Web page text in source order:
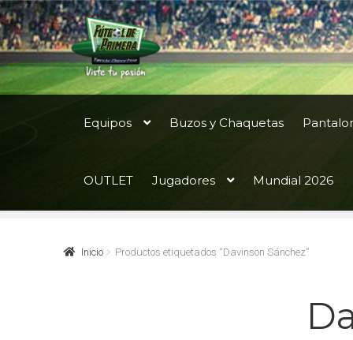
Ir
a
la
navegación
Ir
al
contenido
Equipos Buzos y Chaquetas
OUTLET Jugadores Mundial 2026
Inicio Productos etiquetados “Davinson Sánchez”